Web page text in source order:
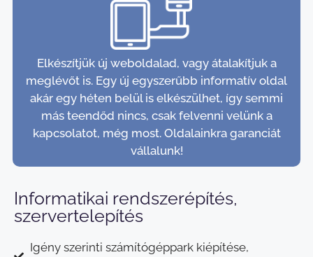
Elkészítjük új weboldalad, vagy átalakítjuk a
meglévőt is. Egy új egyszerűbb informatív oldal
akár egy héten belül is elkészülhet, így semmi
más teendőd nincs, csak felvenni velünk a
kapcsolatot, még most. Oldalainkra garanciát
vállalunk!
Informatikai rendszerépítés,
szervertelepítés
Igény szerinti számítógéppark kiépítése,